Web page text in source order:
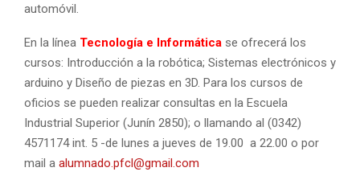
automóvil.
En la línea Tecnología e Informática se ofrecerá los
cursos: Introducción a la robótica; Sistemas electrónicos y
arduino y Diseño de piezas en 3D. Para los cursos de
oficios se pueden realizar consultas en la Escuela
Industrial Superior (Junín 2850); o llamando al (0342)
4571174 int. 5 -de lunes a jueves de 19.00 a 22.00 o por
mail a alumnado.pfcl@gmail.com